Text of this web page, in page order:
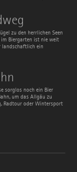
zu den herrlichen Seen
Biergarten ist nie weit
landschaftlich ein
sorglos noch ein Bier
um das Allgäu zu
Radtour oder Wintersport